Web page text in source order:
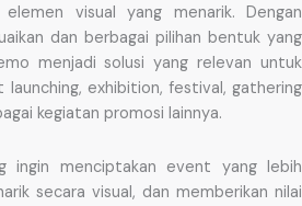
visual yang menarik. Dengan
dan berbagai pilihan bentuk yang
menjadi solusi yang relevan untuk
exhibition, festival, gathering
kegiatan promosi lainnya.
ingin menciptakan event yang lebih
secara visual, dan memberikan nilai